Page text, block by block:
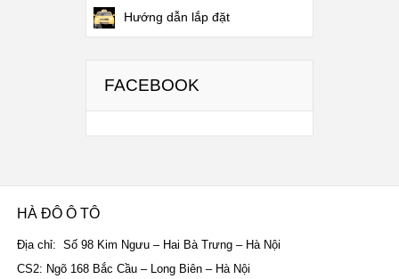
Hướng dẫn lắp đặt
FACEBOOK
HÀ ĐÔ Ô TÔ
Địa chỉ: Số 98 Kim Ngưu – Hai Bà Trưng – Hà Nội
CS2: Ngõ 168 Bắc Cầu – Long Biên – Hà Nội